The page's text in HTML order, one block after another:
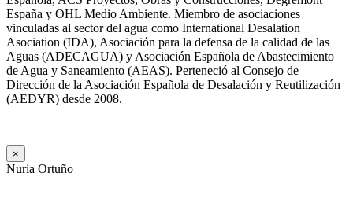
España y OHL Medio Ambiente. Miembro de asociaciones
vinculadas al sector del agua como International Desalation
Asociation (IDA), Asociación para la defensa de la calidad de las
Aguas (ADECAGUA) y Asociación Española de Abastecimiento
de Agua y Saneamiento (AEAS). Perteneció al Consejo de
Dirección de la Asociación Española de Desalación y Reutilización
(AEDYR) desde 2008.
×
Nuria Ortuño